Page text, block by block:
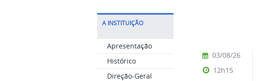
A INSTITUIÇÃO
Apresentação
Histórico
Direção-Geral
03/08/26
12h15